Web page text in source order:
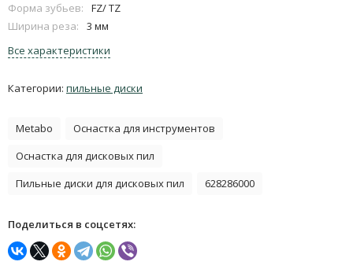
Форма зубьев:
FZ/ TZ
Ширина реза:
3 мм
Все характеристики
Категории: пильные диски
Metabo
Оснастка для инструментов
Оснастка для дисковых пил
Пильные диски для дисковых пил
628286000
Поделиться в соцсетях: